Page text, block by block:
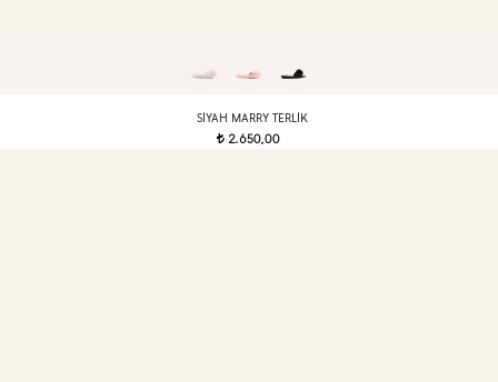
SIYAH MARRY TERLIK
t2.650,00